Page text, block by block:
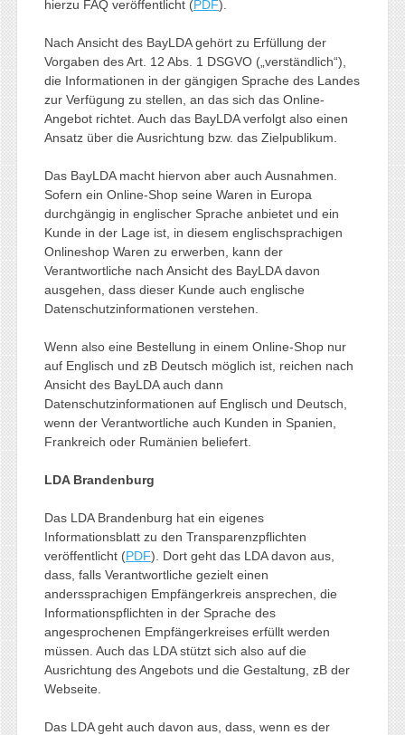
hierzu FAQ veröffentlicht (PDF).
Nach Ansicht des BayLDA gehört zu Erfüllung der
Vorgaben des Art. 12 Abs. 1 DSGVO („verständlich“),
die Informationen in der gängigen Sprache des Landes
zur Verfügung zu stellen, an das sich das Online-
Angebot richtet. Auch das BayLDA verfolgt also einen
Ansatz über die Ausrichtung bzw. das Zielpublikum.
Das BayLDA macht hiervon aber auch Ausnahmen.
Sofern ein Online-Shop seine Waren in Europa
durchgängig in englischer Sprache anbietet und ein
Kunde in der Lage ist, in diesem englischsprachigen
Onlineshop Waren zu erwerben, kann der
Verantwortliche nach Ansicht des BayLDA davon
ausgehen, dass dieser Kunde auch englische
Datenschutzinformationen verstehen.
Wenn also eine Bestellung in einem Online-Shop nur
auf Englisch und zB Deutsch möglich ist, reichen nach
Ansicht des BayLDA auch dann
Datenschutzinformationen auf Englisch und Deutsch,
wenn der Verantwortliche auch Kunden in Spanien,
Frankreich oder Rumänien beliefert.
LDA Brandenburg
Das LDA Brandenburg hat ein eigenes
Informationsblatt zu den Transparenzpflichten
veröffentlicht (PDF). Dort geht das LDA davon aus,
dass, falls Verantwortliche gezielt einen
anderssprachigen Empfängerkreis ansprechen, die
Informationspflichten in der Sprache des
angesprochenen Empfängerkreises erfüllt werden
müssen. Auch das LDA stützt sich also auf die
Ausrichtung des Angebots und die Gestaltung, zB der
Webseite.
Das LDA geht auch davon aus, dass, wenn es der